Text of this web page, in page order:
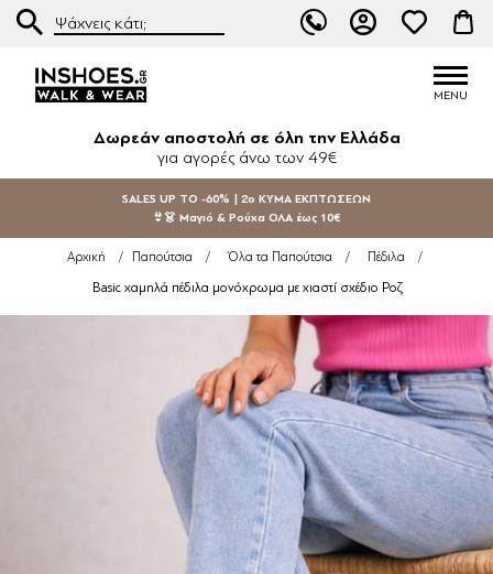
Δωρεάν αποστολή σε όλη την Ελλάδα
για αγορές άνω των 49€
SALES UP TO -60% | 2ο ΚΥΜΑ ΕΚΠΤΩΣΕΩΝ
👙👗 Μαγιό & Ρούχα ΟΛΑ έως 10€
Αρχική / Παπούτσια / Όλα τα Παπούτσια / Πέδιλα /
Basic χαμηλά πέδιλα μονόχρωμα με χιαστί σχέδιο Ροζ